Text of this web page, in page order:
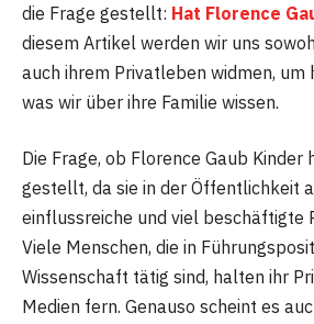
die Frage gestellt: Hat Florence
diesem Artikel werden wir uns
auch ihrem Privatleben widmen, um
was wir über ihre Familie wissen.
Die Frage, ob Florence Gaub Kinder
gestellt, da sie in der Öffentlichkeit
einflussreiche und viel beschäftigte
Viele Menschen, die in
Wissenschaft tätig sind, halten ihr
Medien fern. Genauso scheint es